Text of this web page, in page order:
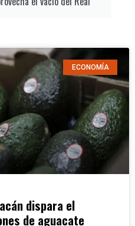
ECONOMÍA
dispara el
de aguacate